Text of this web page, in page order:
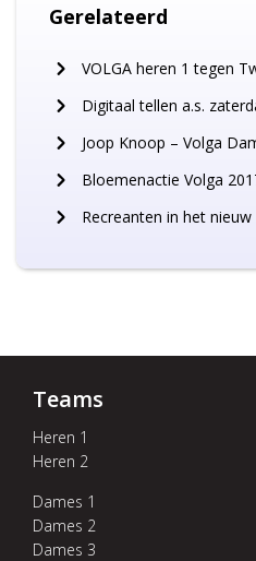
Gerelateerd
VOLGA heren 1 tegen
Digitaal tellen a.s.
Joop Knoop – Volga
Bloemenactie Volga
Recreanten in het nieuw
Teams
Heren 1
Heren 2
Dames 1
Dames 2
Dames 3